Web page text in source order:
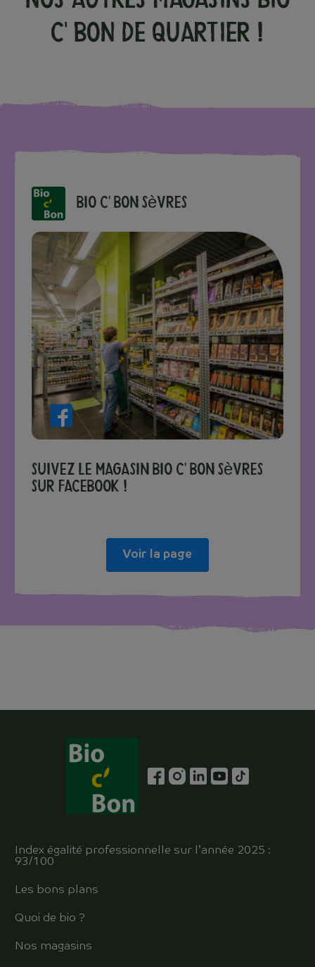
c' Bon de quartier !
Bio c' Bon Sèvres
Suivez le magasin Bio c' Bon Sèvres
sur Facebook !
Voir la page
Index égalité professionnelle sur l’année 2025 :
93/100
Les bons plans
Quoi de bio ?
Nos magasins